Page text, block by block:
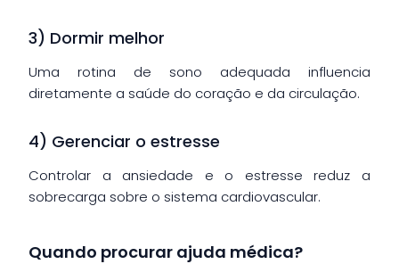
3) Dormir melhor
Uma rotina de sono adequada influencia
diretamente a saúde do coração e da circulação.
4) Gerenciar o estresse
Controlar a ansiedade e o estresse reduz a
sobrecarga sobre o sistema cardiovascular.
Quando procurar ajuda médica?